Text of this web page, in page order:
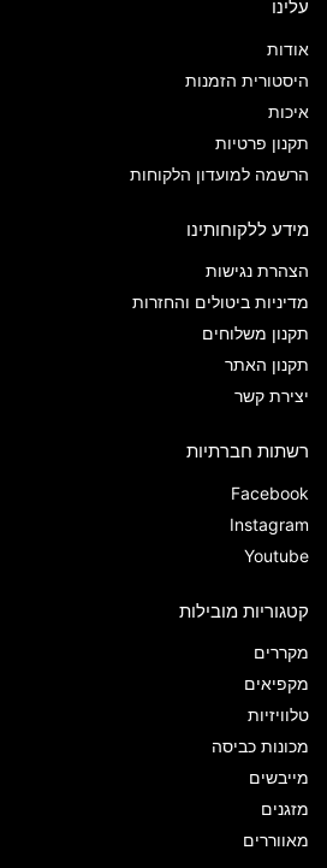
עלינו
אודות
היסטורית הזמנות
איכות
תקנון פרטיות
הרשמה למועדון הלקוחות
מידע ללקוחותינו
הצהרת נגישות
מדיניות ביטולים והחזרות
תקנון משלוחים
תקנון האתר
יצירת קשר
רשתות חברתיות
Facebook
Instagram
Youtube
קטגוריות מובילות
מקררים
מקפיאים
טלוויזיות
מכונות כביסה
מייבשים
מזגנים
מאווררים